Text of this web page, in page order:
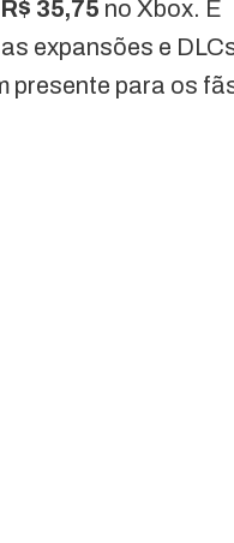
R$ 35,75 no Xbox. E
expansões e
presente para os